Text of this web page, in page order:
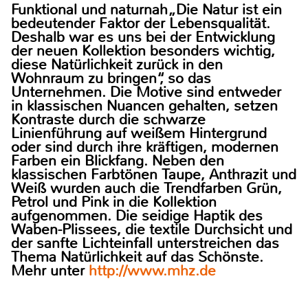
Funktional und naturnah„Die Natur ist ein
bedeutender Faktor der Lebensqualität.
Deshalb war es uns bei der Entwicklung
der neuen Kollektion besonders wichtig,
diese Natürlichkeit zurück in den
Wohnraum zu bringen“, so das
Unternehmen. Die Motive sind entweder
in klassischen Nuancen gehalten, setzen
Kontraste durch die schwarze
Linienführung auf weißem Hintergrund
oder sind durch ihre kräftigen, modernen
Farben ein Blickfang. Neben den
klassischen Farbtönen Taupe, Anthrazit und
Weiß wurden auch die Trendfarben Grün,
Petrol und Pink in die Kollektion
aufgenommen. Die seidige Haptik des
Waben-Plissees, die textile Durchsicht und
der sanfte Lichteinfall unterstreichen das
Thema Natürlichkeit auf das Schönste.
Mehr unter http://www.mhz.de